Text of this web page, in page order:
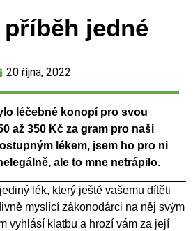
jedné
20 října, 2022
léčebné konopí pro svou
až 350 Kč za gram pro naši
lékem, jsem ho pro ni
ale to mne netrápilo.
lék, který ještě vašemu dítěti
myslící zákonodárci na něj svým
vyhlásí klatbu a hrozí vám za její